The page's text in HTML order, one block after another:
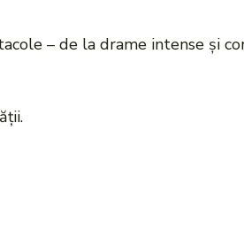
– de la drame intense și